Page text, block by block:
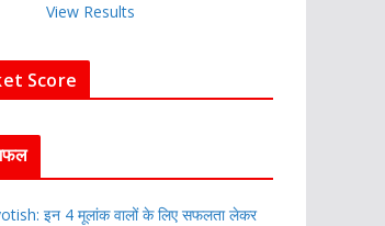
View Results
Score
इन 4 मूलांक वालों के लिए सफलता लेकर